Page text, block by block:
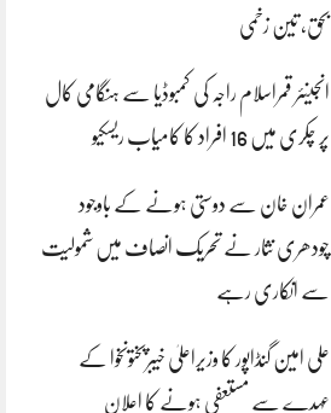
بحق، تین زخمی
انجینئر قمراسلام راجہ کی کمبوڈیا سے ہنگامی کال
پر چکری میں 16 افراد کا کامیاب ریسکیو
عمران خان سے دوستی ہونے کے باوجود
چودھری نثار نے تحریک انصاف میں شمولیت
سے انکاری رہے
علی امین گنڈاپور کا وزیراعلیٰ خیبرپختونخوا کے
عہدے سے مستعفی ہونے کا اعلان